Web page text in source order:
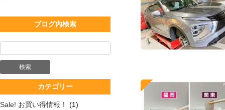
ブログ内検索
カテゴリー
Sale! お買い得情報！
(1)